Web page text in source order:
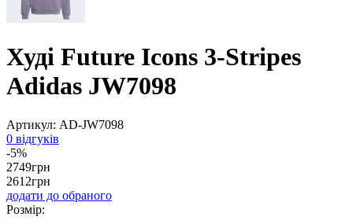
Худі Future Icons 3-Stripes
Adidas JW7098
Артикул: AD-JW7098
0 відгуків
-5%
2749грн
2612грн
додати до обраного
Розмір: